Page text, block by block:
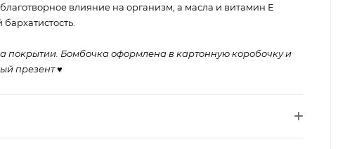
влияние на организм, а масла и витамин Е
покрытии. Бомбочка оформлена в картонную коробочку и
презент♥